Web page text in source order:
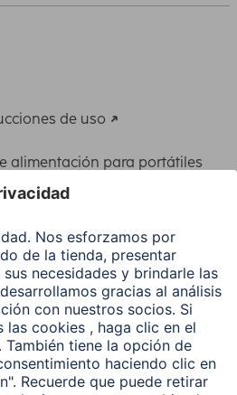
de uso
alimentación para portátiles